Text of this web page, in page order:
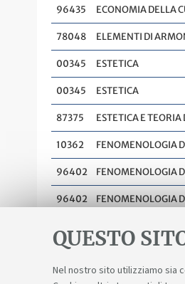
QUESTO
Nel nostro sito utilizziamo sia
96435 ECONOMIA DELLA
78048 ELEMENTI DI
00345 ESTETICA
00345 ESTETICA
87375 ESTETICA E
10362 FENOMENOLOGIA
96402 FENOMENOLOGIA
96402 FENOMENOLOGIA
1 2 3 4 5